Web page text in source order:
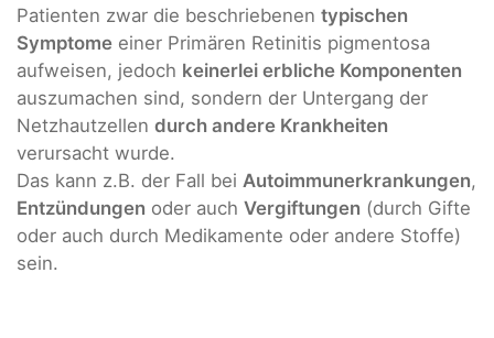
Patienten zwar die beschriebenen typischen
Symptome einer Primären Retinitis pigmentosa
aufweisen, jedoch keinerlei erbliche Komponenten
auszumachen sind, sondern der Untergang der
Netzhautzellen durch andere Krankheiten
verursacht wurde.
Das kann z.B. der Fall bei Autoimmunerkrankungen,
Entzündungen oder auch Vergiftungen (durch Gifte
oder auch durch Medikamente oder andere Stoffe)
sein.